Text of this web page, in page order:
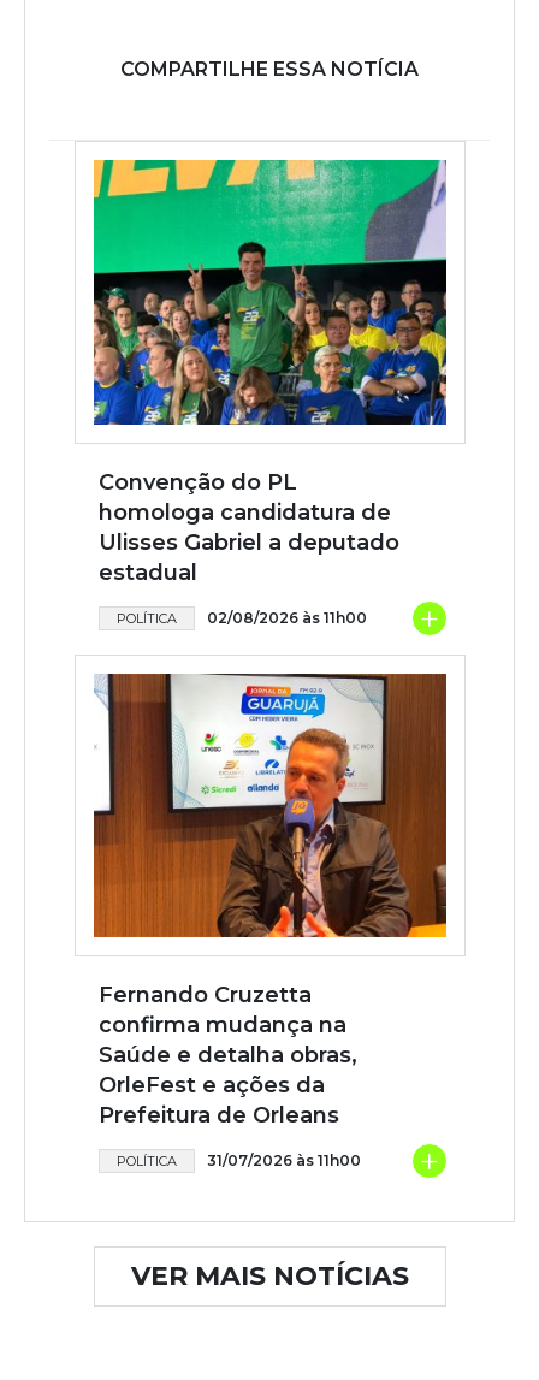
COMPARTILHE ESSA NOTÍCIA
Convenção do PL
homologa candidatura de
Ulisses Gabriel a deputado
estadual
POLÍTICA 02/08/2026 às 11h00 +
Fernando Cruzetta
confirma mudança na
Saúde e detalha obras,
OrleFest e ações da
Prefeitura de Orleans
POLÍTICA 31/07/2026 às 11h00 +
VER MAIS NOTÍCIAS